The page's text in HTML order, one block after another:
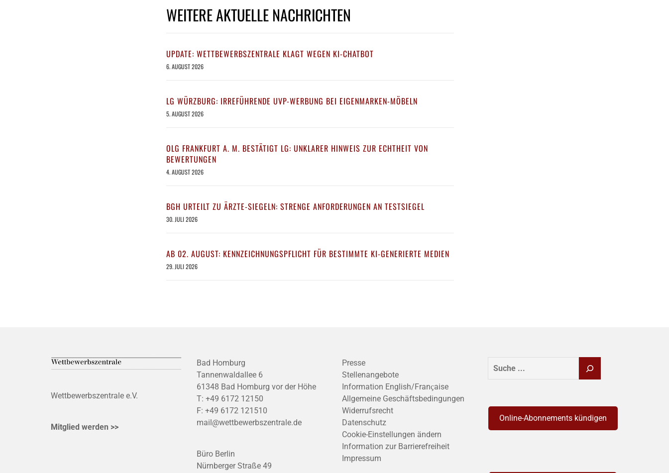
WEITERE AKTUELLE NACHRICHTEN
UPDATE: WETTBEWERBSZENTRALE KLAGT WEGEN KI-CHATBOT
6. AUGUST 2026
LG WÜRZBURG: IRREFÜHRENDE UVP-WERBUNG BEI EIGENMARKEN-MÖBELN
5. AUGUST 2026
OLG FRANKFURT A. M. BESTÄTIGT LG: UNKLARER HINWEIS ZUR ECHTHEIT VON
BEWERTUNGEN
4. AUGUST 2026
BGH URTEILT ZU ÄRZTE-SIEGELN: STRENGE ANFORDERUNGEN AN TESTSIEGEL
30. JULI 2026
AB 02. AUGUST: KENNZEICHNUNGSPFLICHT FÜR BESTIMMTE KI-GENERIERTE MEDIEN
29. JULI 2026
Wettbewerbszentrale e.V.
Mitglied werden >>
Bad Homburg
Tannenwaldallee 6
61348 Bad Homburg vor der Höhe
T: +49 6172 12150
F: +49 6172 121510
mail@wettbewerbszentrale.de
Büro Berlin
Nürnberger Straße 49
Presse
Stellenangebote
Information English/Franҫaise
Allgemeine Geschäftsbedingungen
Widerrufsrecht
Datenschutz
Cookie-Einstellungen ändern
Information zur Barrierefreiheit
Impressum
SUCHEN
Online-Abonnements kündigen